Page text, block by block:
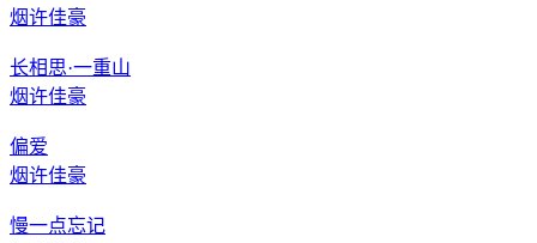
烟许佳豪
长相思·一重山
烟许佳豪
偏爱
烟许佳豪
慢一点忘记